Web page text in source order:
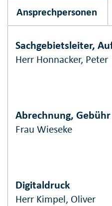
Ansprechpersonen
Sachgebietsleiter,
Herr Honnacker, Peter
Abrechnung, Gebühr
Frau Wieseke
Digitaldruck
Herr Kimpel, Oliver